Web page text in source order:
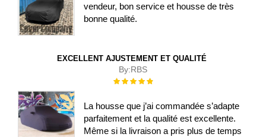
vendeur, bon service et housse de très
bonne qualité.
EXCELLENT AJUSTEMENT ET QUALITÉ
By:RBS
Évaluation :
La housse que j’ai commandée s’adapte
parfaitement et la qualité est excellente.
Même si la livraison a pris plus de temps